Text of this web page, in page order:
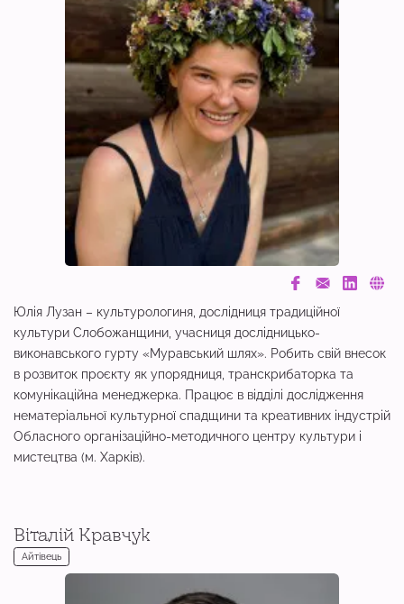
Юлія Лузан – культурологиня, дослідниця традиційної
культури Слобожанщини, учасниця дослідницько-
виконавського гурту «Муравський шлях». Робить свій внесок
в розвиток проєкту як упорядниця, транскрибаторка та
комунікаційна менеджерка. Працює в відділі дослідження
нематеріальної культурної спадщини та креативних індустрій
Обласного організаційно-методичного центру культури і
мистецтва (м. Харків).
Віталій Кравчук
Айтівець